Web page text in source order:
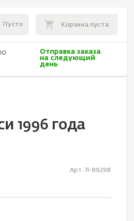
Пусто Корзина пуста
Отправка заказа
на следующий
день
1996 года
Арт. 11-89298